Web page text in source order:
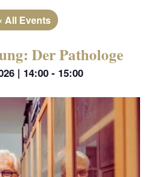
All Events
Der Pathologe
| 14:00- 15:00